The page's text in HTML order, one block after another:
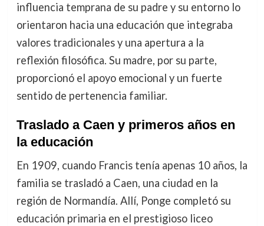
influencia temprana de su padre y su entorno lo
orientaron hacia una educación que integraba
valores tradicionales y una apertura a la
reflexión filosófica. Su madre, por su parte,
proporcionó el apoyo emocional y un fuerte
sentido de pertenencia familiar.
Traslado a Caen y primeros años en
la educación
En 1909, cuando Francis tenía apenas 10 años, la
familia se trasladó a Caen, una ciudad en la
región de Normandía. Allí, Ponge completó su
educación primaria en el prestigioso liceo